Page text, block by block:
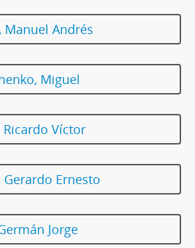
Manuel Andrés
Miguel
Víctor
Ernesto
Jorge